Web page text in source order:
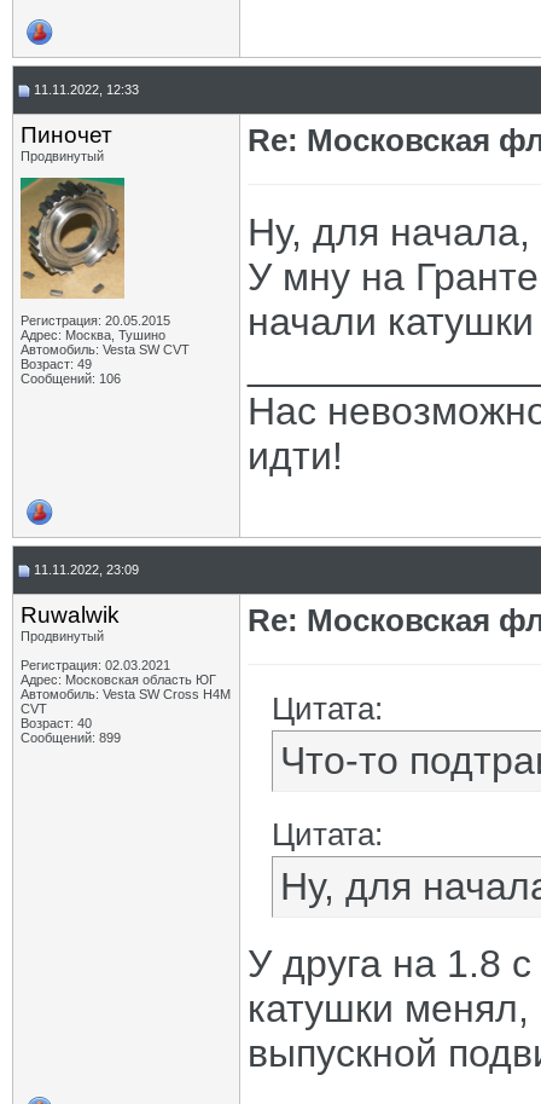
11.11.2022, 12:33
Пиночет
Продвинутый
Регистрация: 20.05.2015
Адрес: Москва, Тушино
Автомобиль: Vesta SW CVT
Возраст: 49
Сообщений: 106
Re: Московская
Ну, для
У мну на
начали
Нас
идти!
11.11.2022, 23:09
Ruwalwik
Продвинутый
Регистрация: 02.03.2021
Адрес: Московская область ЮГ
Автомобиль: Vesta SW Cross H4M
CVT
Возраст: 40
Сообщений: 899
Re: Московская
Цитата:
Что-то
Цитата:
Ну, для
У друга на 1.8
катушки менял,
выпускной